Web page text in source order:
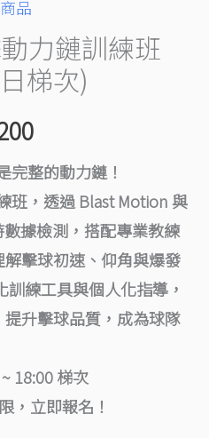
品
力鏈訓練班
梯次)
完整的動力鏈！
班，透過 Blast Motion 與
據檢測，搭配專業教練
擊球初速、仰角與爆發
練工具與個人化指導，
升擊球品質，成為球隊
18:00 梯次
，立即報名！